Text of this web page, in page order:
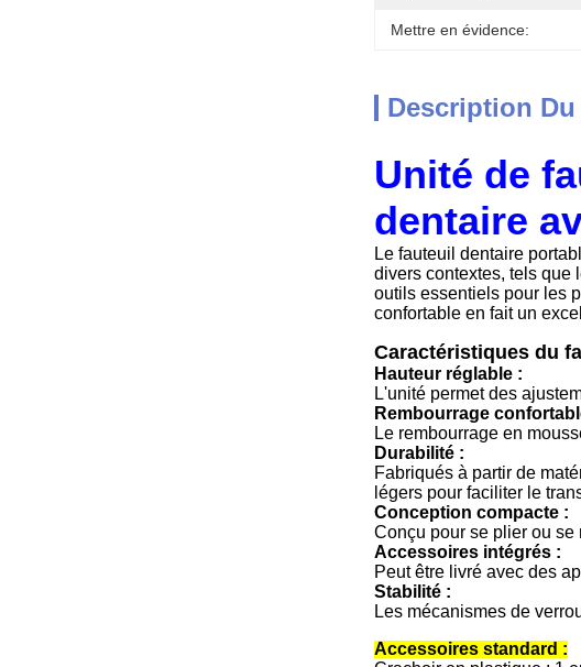
Mettre en évidence:
Description
Unité de
dentaire
Le fauteuil dentaire
divers contextes, tels que
outils essentiels pour les
confortable en fait un
Caractéristiques du
Hauteur réglable :
L'unité permet des
Rembourrage
Le rembourrage en
Durabilité :
Fabriqués à partir de
légers pour faciliter le
Conception compacte :
Conçu pour se plier ou se
Accessoires intégrés :
Peut être livré avec des
Stabilité :
Les mécanismes de
Accessoires standard :